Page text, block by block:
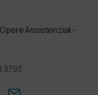
Assistenziali -
3793